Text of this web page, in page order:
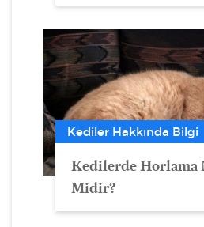
Kediler Hakkında Bilgi
Kedilerde Horlama
Midir?